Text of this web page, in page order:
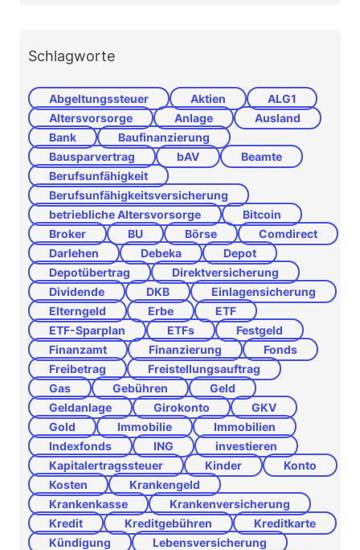
Schlagworte
Abgeltungssteuer Aktien
ALG1
Altersvorsorge
Anlage
Ausland
Bank
Baufinanzierung
Bausparvertrag
bAV
Beamte
Berufsunfähigkeit
Berufsunfähigkeitsversicherung
betriebliche Altersvorsorge
Bitcoin
Broker
BU Börse
Comdirect
Darlehen
Debeka
Depot
Depotübertrag
Direktversicherung
Dividende
DKB
Einlagensicherung
Elterngeld
Erbe
ETF
ETF-Sparplan
ETFs
Festgeld
Finanzamt
Finanzierung
Fonds
Freibetrag
Freistellungsauftrag
Gas
Gebühren
Geld
Geldanlage
Girokonto
GKV
Gold
Immobilie
Immobilien
Indexfonds
ING
investieren
Kapitalertragssteuer
Kinder
Konto
Kosten
Krankengeld
Krankenkasse
Krankenversicherung
Kredit
Kreditgebühren
Kreditkarte
Kündigung
Lebensversicherung